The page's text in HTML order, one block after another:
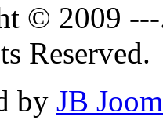
© 2009
Reserved.
by JB